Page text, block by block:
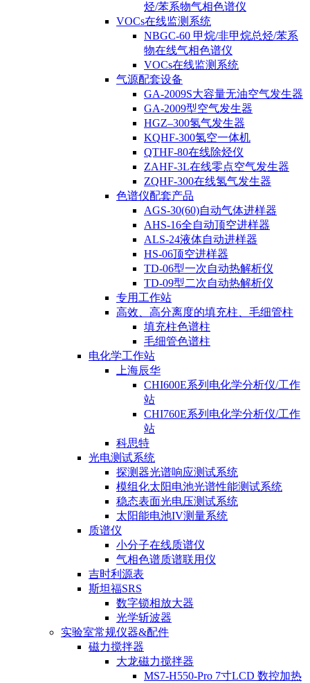
烃/苯系物气相色谱仪
VOCs在线监测系统
NBGC-60 甲烷/非甲烷总烃/苯系
物在线气相色谱仪
VOCs在线监测系统
气源配套设备
GA-2009S大容量无油空气发生器
GA-2009型空气发生器
HGZ–300氢气发生器
KQHF-300氢空一体机
QTHF-80在线除烃仪
ZAHF-3L在线零点空气发生器
ZQHF-300在线氢气发生器
色谱仪配套产品
AGS-30(60)自动气体进样器
AHS-16全自动顶空进样器
ALS-24液体自动进样器
HS-06顶空进样器
TD-06型一次自动热解析仪
TD-09型二次自动热解析仪
专用工作站
高效、高分离度的填充柱、毛细管柱
填充柱色谱柱
毛细管色谱柱
电化学工作站
上海辰华
CHI600E系列电化学分析仪/工作
站
CHI760E系列电化学分析仪/工作
站
科思特
光电测试系统
探测器光谱响应测试系统
模组化太阳电池光谱性能测试系统
稳态表面光电压测试系统
太阳能电池IV测量系统
质谱仪
小分子在线质谱仪
气相色谱质谱联用仪
吉时利源表
斯坦福SRS
数字锁相放大器
光学斩波器
实验室常规仪器&配件
磁力搅拌器
大龙磁力搅拌器
MS7-H550-Pro 7寸LCD 数控加热